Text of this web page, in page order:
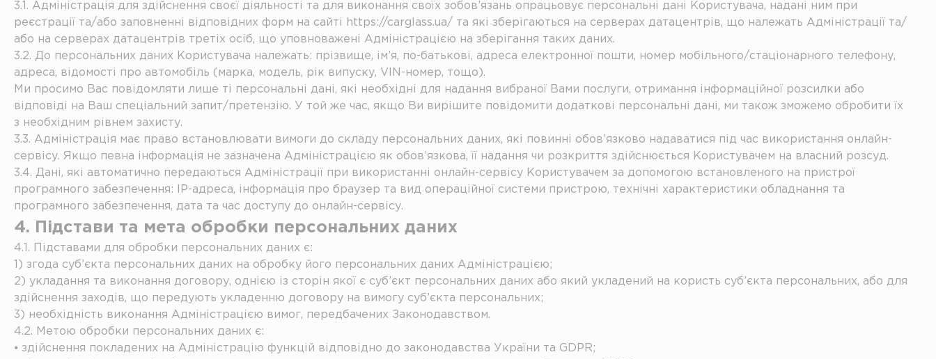
3.1. Адміністрація для здійснення своєї діяльності та для виконання своїх зобов’язань опрацьовує персональні дані Користувача, надані ним при
реєстрації та/або заповненні відповідних форм на сайті https://carglass.ua/ та які зберігаються на серверах датацентрів, що належать Адміністрації та/
або на серверах датацентрів третіх осіб, що уповноважені Адміністрацією на зберігання таких даних.
3.2. До персональних даних Користувача належать: прізвище, ім’я, по-батькові, адреса електронної пошти, номер мобільного/стаціонарного телефону,
адреса, відомості про автомобіль (марка, модель, рік випуску, VIN-номер, тощо).
Ми просимо Вас повідомляти лише ті персональні дані, які необхідні для надання вибраної Вами послуги, отримання інформаційної розсилки або
відповіді на Ваш спеціальний запит/претензію. У той же час, якщо Ви вирішите повідомити додаткові персональні дані, ми також зможемо обробити їх
з необхідним рівнем захисту.
3.3. Адміністрація має право встановлювати вимоги до складу персональних даних, які повинні обов’язково надаватися під час використання онлайн-
сервісу. Якщо певна інформація не зазначена Адміністрацією як обов’язкова, її надання чи розкриття здійснюється Користувачем на власний розсуд.
3.4. Дані, які автоматично передаються Адміністрації при використанні онлайн-сервісу Користувачем за допомогою встановленого на пристрої
програмного забезпечення: IP-адреса, інформація про браузер та вид операційної системи пристрою, технічні характеристики обладнання та
програмного забезпечення, дата та час доступу до онлайн-сервісу.
4. Підстави та мета обробки персональних даних
4.1. Підставами для обробки персональних даних є:
1) згода суб’єкта персональних даних на обробку його персональних даних Адміністрацією;
2) укладання та виконання договору, однією із сторін якої є суб’єкт персональних даних або який укладений на користь суб’єкта персональних, або для
здійснення заходів, що передують укладенню договору на вимогу суб’єкта персональних;
3) необхідність виконання Адміністрацією вимог, передбачених Законодавством.
4.2. Метою обробки персональних даних є:
⦁ здійснення покладених на Адміністрацію функцій відповідно до законодавства України та GDPR;